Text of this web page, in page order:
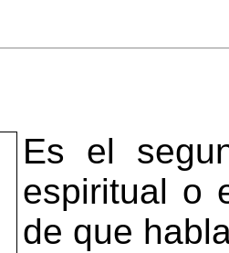
Es el
espiritual o
de que